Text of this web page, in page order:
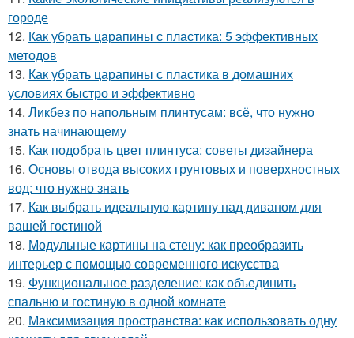
городе
12. Как убрать царапины с пластика: 5 эффективных
методов
13. Как убрать царапины с пластика в домашних
условиях быстро и эффективно
14. Ликбез по напольным плинтусам: всё, что нужно
знать начинающему
15. Как подобрать цвет плинтуса: советы дизайнера
16. Основы отвода высоких грунтовых и поверхностных
вод: что нужно знать
17. Как выбрать идеальную картину над диваном для
вашей гостиной
18. Модульные картины на стену: как преобразить
интерьер с помощью современного искусства
19. Функциональное разделение: как объединить
спальню и гостиную в одной комнате
20. Максимизация пространства: как использовать одну